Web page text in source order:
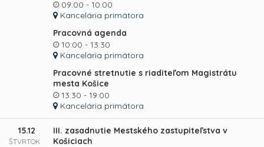
09:00 - 10:00
Kancelária primátora
Pracovná agenda
10:00 - 13:30
Kancelária primátora
Pracovné stretnutie s riaditeľom Magistrátu
mesta Košice
13:30 - 19:00
Kancelária primátora
15.12
ŠTVRTOK
III. zasadnutie Mestského zastupiteľstva v
Košiciach